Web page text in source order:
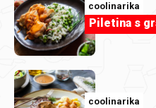
coolinarika
coolinarika
Piletina s
coolinarika